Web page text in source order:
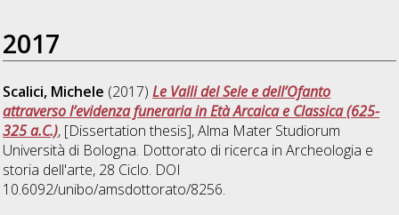
2017
Scalici, Michele (2017)Le Valli del Sele e dell’Ofanto
attraverso l’evidenza funeraria in Età Arcaica e Classica (625-
325 a.C.), [Dissertation thesis], Alma Mater Studiorum
Università di Bologna. Dottorato di ricerca inArcheologia e
storia dell'arte, 28 Ciclo. DOI
10.6092/unibo/amsdottorato/8256.